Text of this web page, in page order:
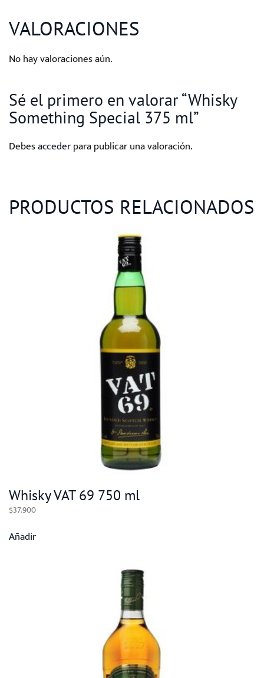
VALORACIONES
No hay valoraciones aún.
Sé el primero en valorar “Whisky
Something Special 375 ml”
Debesaccederpara publicar una valoración.
PRODUCTOS RELACIONADOS
Whisky VAT 69 750 ml
$37.900
Añadir